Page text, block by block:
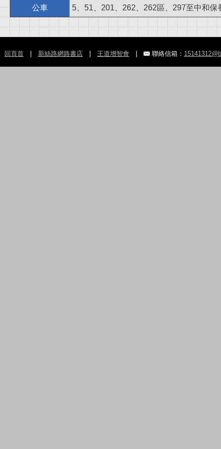
公車 5、51、201、262、262區、297至中和保
回頁首 新絲路網路書店 王道增智會 聯絡信箱：